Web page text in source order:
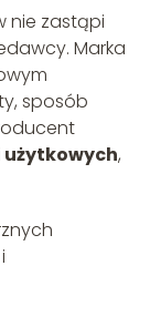
nie zastąpi
Marka
sposób
użytkowych,